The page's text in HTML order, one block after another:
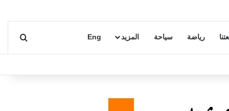
رياضة سياحة المزيد Eng بحث